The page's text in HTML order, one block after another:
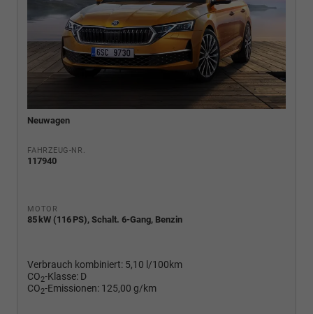
Neuwagen
FAHRZEUG-NR.
117940
MOTOR
85 kW (116 PS), Schalt. 6-Gang, Benzin
Verbrauch kombiniert: 5,10 l/100km
CO2-Klasse: D
CO2-Emissionen: 125,00 g/km